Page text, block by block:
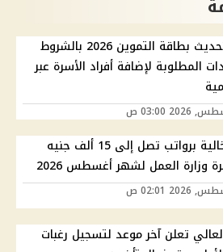
خطوات تحديث بطاقة التموين 2026 بالشروط
المطلوبة لإضافة أفراد الأسرة عبر
وظائف خالية برواتب تصل إلى 15 ألف جنيه
وزارة العمل لشهر أغسطس 2026
تعلن آخر موعد لتسجيل رغبات